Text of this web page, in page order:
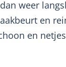
weer
en
en